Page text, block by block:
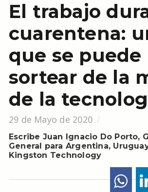
El trabajo
cuarentena:
que se puede
sortear de la
de la
29 de Mayo de 2020
Escribe Juan Ignacio Do Porto,
General para Argentina,
Kingston Technology